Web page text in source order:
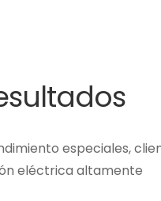
especiales,
eléctrica altamente